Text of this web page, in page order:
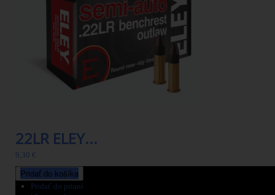
22LR ELEY...
9,30 €
Pridať do košíka
Pridať do prianí